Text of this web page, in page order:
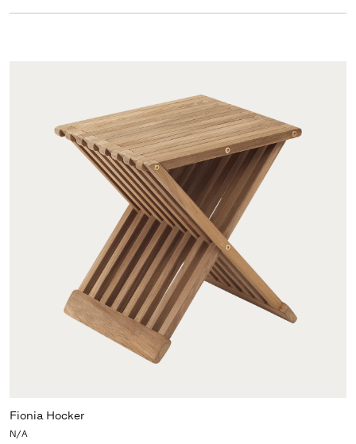
Fionia Hocker
N/A